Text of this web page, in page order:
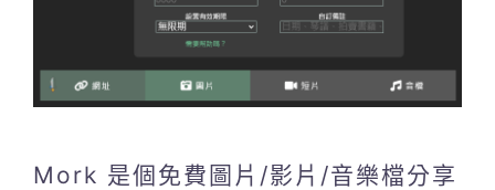
Mork 是個免費圖片/影片/音樂檔分享